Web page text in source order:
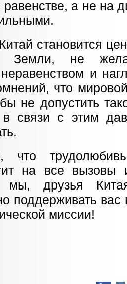
а не на
становится
Земли, не
и
что
не допустить
в связи с этим
на все вызовы
мы, друзья
поддерживать
миссии!